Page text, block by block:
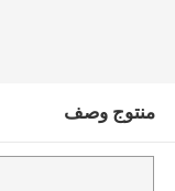
منتوج وصف